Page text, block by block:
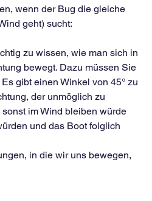
wenn der Bug die gleiche
geht) sucht:
zu wissen, wie man sich in
bewegt. Dazu müssen Sie
gibt einen Winkel von 45° zu
der unmöglich zu
im Wind bleiben würde
und das Boot folglich
in die wir uns bewegen,